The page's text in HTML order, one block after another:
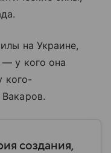
на Украине,
— у кого она
кого-
создания,